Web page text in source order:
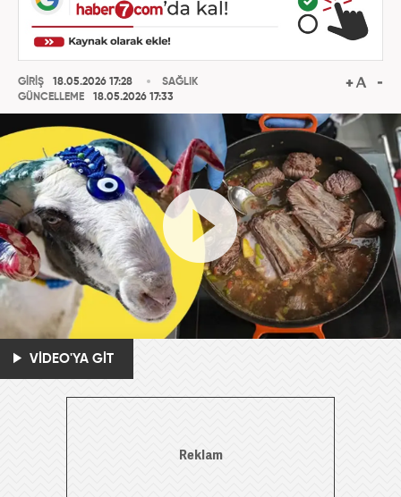
GİRİŞ
18.05.2026 17:28
GÜNCELLEME
18.05.2026 17:33
SAĞLIK
VİDEO'YA GİT